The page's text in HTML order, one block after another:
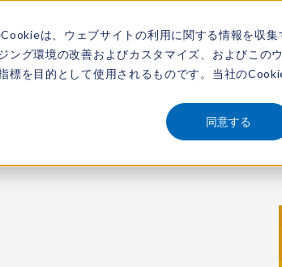
は、ウェブサイトの利用に関する情報を収集
ング環境の改善およびカスタマイズ、およびこの
標を目的として使用されるものです。当社の
同意する
報サービス市場調査レポートレポートを探す動画
ティング・サービス市場2021